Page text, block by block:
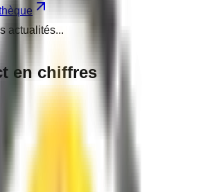
actualités...
en chiffres